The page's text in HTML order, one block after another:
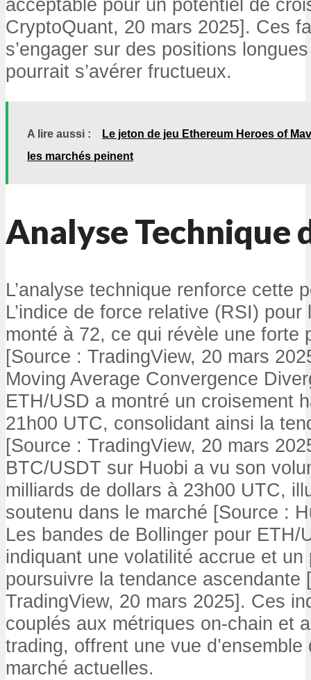
acceptable pour un potentiel de
CryptoQuant, 20 mars 2025]. Ces
s’engager sur des positions
pourrait s’avérer fructueux.
A lire aussi :
Le jeton de jeu Ethereum Heroes of
les marchés peinent
Analyse Technique
L’analyse technique renforce cette
L’indice de force relative (RSI)
monté à 72, ce qui révèle une forte
[Source : TradingView, 20 mars
Moving Average Convergence
ETH/USD a montré un croisement
21h00 UTC, consolidant ainsi la
[Source : TradingView, 20 mars
BTC/USDT sur Huobi a vu son
milliards de dollars à 23h00 UTC,
soutenu dans le marché [Source :
Les bandes de Bollinger pour ETH/
indiquant une volatilité accrue et un
poursuivre la tendance ascendante
TradingView, 20 mars 2025]. Ces
couplés aux métriques on-chain et
trading, offrent une vue
marché actuelles.